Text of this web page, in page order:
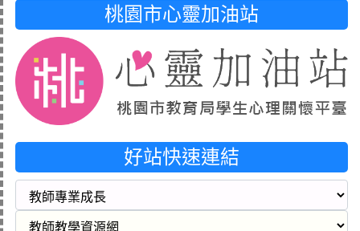
桃園市心靈加油站
好站快速連結